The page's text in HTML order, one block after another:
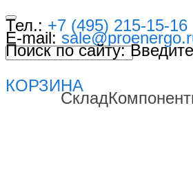
Тел.: +7 (495) 215-15-16
E-mail:
Поиск по сайту:
КОРЗИНА
Склад